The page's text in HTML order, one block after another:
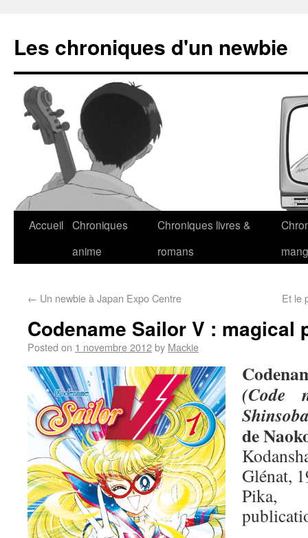
Les chroniques d'un newbie
Accueil Chroniques
anime
Chroniques livres &
romans
← Un newbie à Japan Expo Centre Et le
Codename Sailor V : magical
Posted on 1 novembre 2012by Mackie
(Code
de
Glénat,
Pika,